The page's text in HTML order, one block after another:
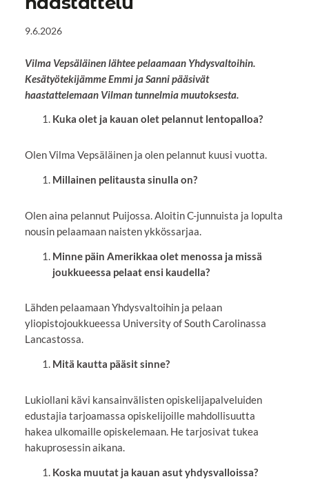
9.6.2026
Vilma Vepsäläinen lähtee pelaamaan Yhdysvaltoihin.
Kesätyötekijämme Emmi ja Sanni pääsivät
haastattelemaan Vilman tunnelmia muutoksesta.
Kuka olet ja kauan olet pelannut lentopalloa?
Olen Vilma Vepsäläinen ja olen pelannut kuusi vuotta.
Millainen pelitausta sinulla on?
Olen aina pelannut Puijossa. Aloitin C-junnuista ja lopulta
nousin pelaamaan naisten ykkössarjaa.
Minne päin Amerikkaa olet menossa ja missä
joukkueessa pelaat ensi kaudella?
Lähden pelaamaan Yhdysvaltoihin ja pelaan
yliopistojoukkueessa University of South Carolinassa
Lancastossa.
Mitä kautta pääsit sinne?
Lukiollani kävi kansainvälisten opiskelijapalveluiden
edustajia tarjoamassa opiskelijoille mahdollisuutta
hakea ulkomaille opiskelemaan. He tarjosivat tukea
hakuprosessin aikana.
Koska muutat ja kauan asut yhdysvalloissa?